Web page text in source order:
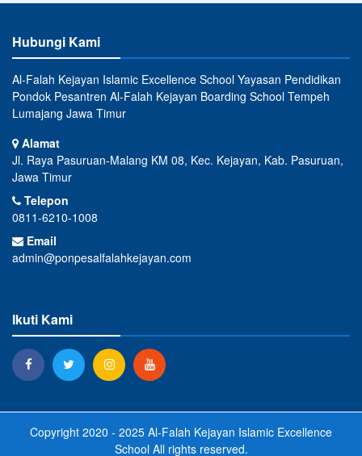
Hubungi Kami
Al-Falah Kejayan Islamic Excellence School Yayasan Pendidikan
Pondok Pesantren Al-Falah Kejayan Boarding School Tempeh
Lumajang Jawa Timur
Alamat
Jl. Raya Pasuruan-Malang KM 08, Kec. Kejayan, Kab. Pasuruan,
Jawa Timur
Telepon
0811-6210-1008
Email
admin@ponpesalfalahkejayan.com
Ikuti Kami
Copyright 2020 - 2025 Al-Falah Kejayan Islamic Excellence
SchoolAll rights reserved.